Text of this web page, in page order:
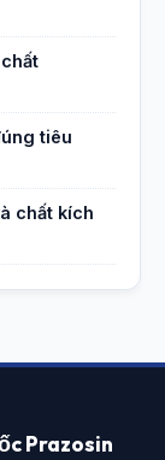
tiêu
chất kích
Prazosin